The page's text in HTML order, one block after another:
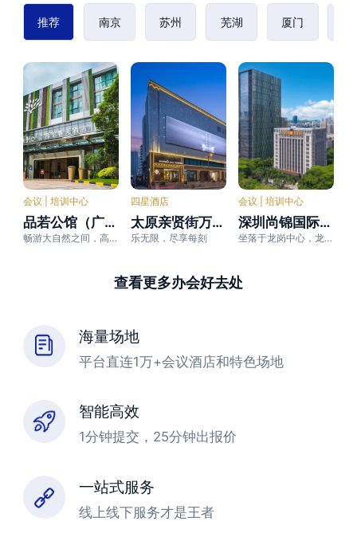
推荐 南京 苏州 芜湖 厦门
会议 | 培训中心
品若公馆（广州海伦堡创意园店）
畅游大自然之间，高端商务会议型酒店
四星酒店
太原亲贤街万达悦华酒店
乐无限，尽享每刻
会议 | 培训中心
深圳尚锦国际酒店（龙岗中心城店）
坐落于龙岗中心，龙城大道地段，为每一位宾客提供别样的住宿体验
查看更多办会好去处
海量场地
平台直连1万+会议酒店和特色场地
智能高效
1分钟提交，25分钟出报价
一站式服务
线上线下服务才是王者